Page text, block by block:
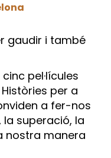
gaudir i també
pel·lícules
per a
a fer-nos
superació, la
nostra manera